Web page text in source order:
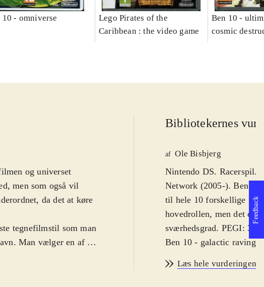
10 - omniverse
Lego Pirates of the
Caribbean : the video game
Ben 10 -
cosmic
og universet
men som også vil
da det at køre
tegnefilmstil som man
Man vælger en af de
der gør løbet surt for
Bibliotekernes
af Ole Bisbjerg
Nintendo DS. Racerspil.
Network (2005-). Ben 10
til hele 10 forskellige
hovedrollen, men det er
sværhedsgrad. PEGI: 3
Ben 10 - galactic raving
og de onde. Man skal
Læs hele vurderingen
Feedback